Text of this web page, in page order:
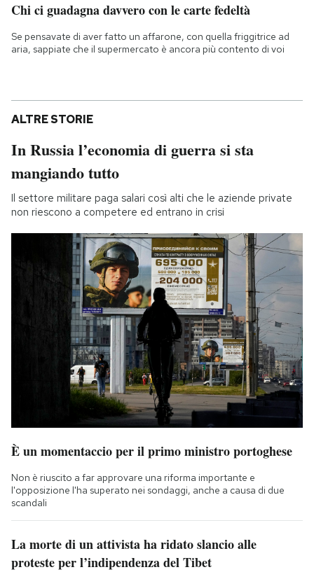
Chi ci guadagna davvero con le carte fedeltà
Se pensavate di aver fatto un affarone, con quella friggitrice ad
aria, sappiate che il supermercato è ancora più contento di voi
ALTRE STORIE
In Russia l’economia di guerra si sta
mangiando tutto
Il settore militare paga salari così alti che le aziende private
non riescono a competere ed entrano in crisi
È un momentaccio per il primo ministro portoghese
Non è riuscito a far approvare una riforma importante e
l'opposizione l'ha superato nei sondaggi, anche a causa di due
scandali
La morte di un attivista ha ridato slancio alle
proteste per l’indipendenza del Tibet